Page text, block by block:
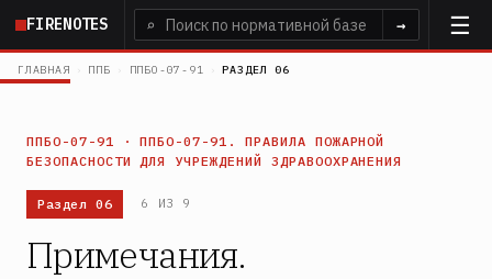
Перейти
основному
FIRENOTES ⌕ →
ГЛАВНАЯ › ППБ › ППБО-07-91 › РАЗДЕЛ 06
ППБО-07-91 · ППБО-07-91. ПРАВИЛА ПОЖАРНОЙ
БЕЗОПАСНОСТИ ДЛЯ УЧРЕЖДЕНИЙ ЗДРАВООХРАНЕНИЯ
Раздел 06 6 ИЗ 9
Примечания.